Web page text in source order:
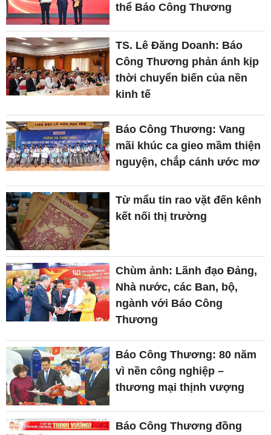
thể Báo Công Thương
TS. Lê Đăng Doanh: Báo
Công Thương phản ánh kịp
thời chuyển biến của nền
kinh tế
Báo Công Thương: Vang
mãi khúc ca gieo mầm thiện
nguyện, chắp cánh ước mơ
Từ mẩu tin rao vặt đến kênh
kết nối thị trường
Chùm ảnh: Lãnh đạo Đảng,
Nhà nước, các Ban, bộ,
ngành với Báo Công
Thương
Báo Công Thương: 80 năm
vì nền công nghiệp –
thương mại thịnh vượng
Báo Công Thương đồng